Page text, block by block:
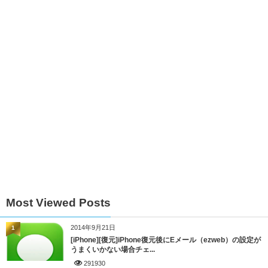
Most Viewed Posts
2014年9月21日
[iPhone][復元]iPhone復元後にEメール（ezweb）の設定が
うまくいかない場合チェ...
291930
1